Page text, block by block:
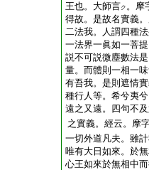
王也。大師言ク 。摩
得故。是故名實義
二法我。人謂四種
一法界一眞如一菩
説不可説微塵數法
量。而體則一相一
有吾我。是則遮情
種行人等。希兮夷
遠之又遠。四句不
之實義。經云。摩
一切外道凡夫。雖
唯有大日如來。於
心王如來於無相中